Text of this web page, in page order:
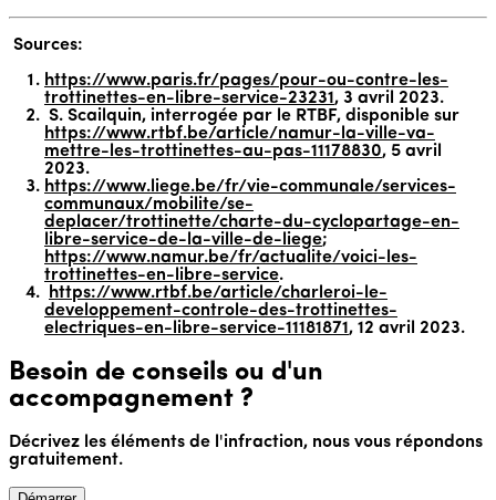
Sources:
https://www.paris.fr/pages/pour-ou-contre-les-
trottinettes-en-libre-service-23231 , 3 avril 2023.
S. Scailquin, interrogée par le RTBF, disponible sur
https://www.rtbf.be/article/namur-la-ville-va-
mettre-les-trottinettes-au-pas-11178830, 5 avril
2023.
https://www.liege.be/fr/vie-communale/services-
communaux/mobilite/se-
deplacer/trottinette/charte-du-cyclopartage-en-
libre-service-de-la-ville-de-liege;
https://www.namur.be/fr/actualite/voici-les-
trottinettes-en-libre-service.
https://www.rtbf.be/article/charleroi-le-
developpement-controle-des-trottinettes-
electriques-en-libre-service-11181871 , 12 avril 2023.
Besoin de conseils ou d'un
accompagnement ?
Décrivez les éléments de l'infraction, nous vous répondons
gratuitement.